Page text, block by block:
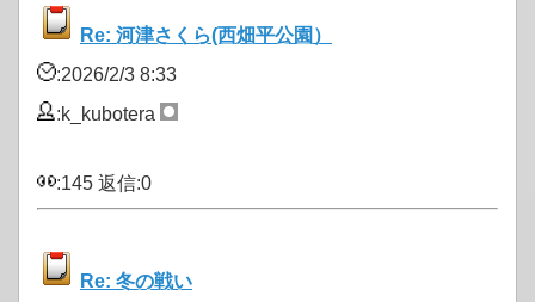
Re: 河津さくら(西畑平公園）
:2026/2/3 8:33
:k_kubotera
:145 返信:0
Re: 冬の戦い